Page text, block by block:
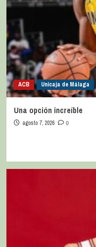
ACB Unicaja de Málaga
Una opción increíble
agosto 7, 2026 0